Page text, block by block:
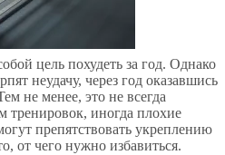
цель похудеть за год. Однако
неудачу, через год оказавшись
не менее, это не всегда
тренировок, иногда плохие
препятствовать укреплению
от чего нужно избавиться.